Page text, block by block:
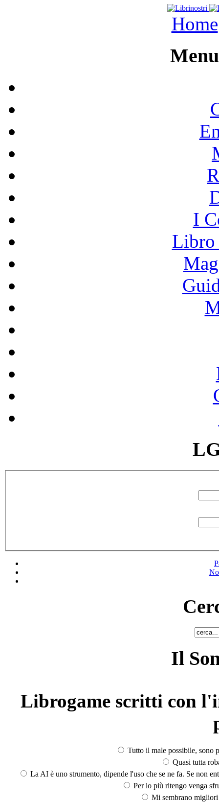
Home
I
Libro
Il
Librogame scritti con
Tutto il male possibile, sono
Quasi tutta
La AI è uno strumento, dipende l'uso che se ne fa. Se non
Per lo più ritengo venga
Mi sembrano